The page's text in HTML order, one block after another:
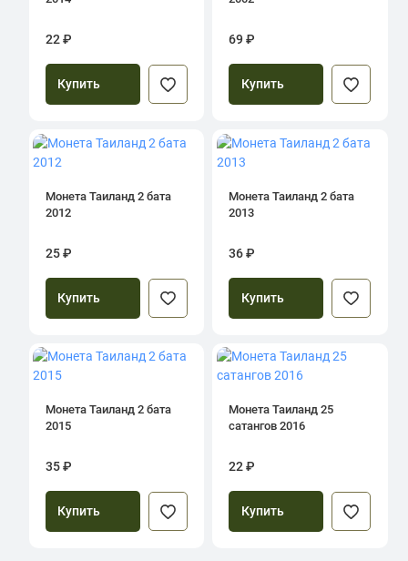
22 ₽
Купить
69 ₽
Купить
Монета Таиланд 2 бата
2012
25 ₽
Купить
Монета Таиланд 2 бата
2013
36 ₽
Купить
Монета Таиланд 2 бата
2015
35 ₽
Купить
Монета Таиланд 25
сатангов 2016
22 ₽
Купить